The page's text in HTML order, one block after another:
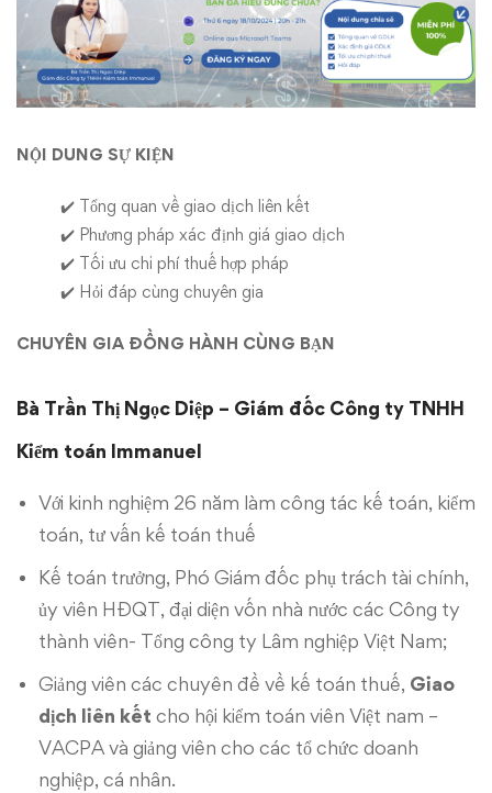
NỘI DUNG SỰ KIỆN
✔️ Tổng quan về giao dịch liên kết
✔️ Phương pháp xác định giá giao dịch
✔️ Tối ưu chi phí thuế hợp pháp
✔️ Hỏi đáp cùng chuyên gia
CHUYÊN GIA ĐỒNG HÀNH CÙNG BẠN
Bà Trần Thị Ngọc Diệp – Giám đốc Công ty TNHH
Kiểm toán Immanuel
Với kinh nghiệm 26 năm làm công tác kế toán, kiểm
toán, tư vấn kế toán thuế
Kế toán trưởng, Phó Giám đốc phụ trách tài chính,
ủy viên HĐQT, đại diện vốn nhà nước các Công ty
thành viên- Tổng công ty Lâm nghiệp Việt Nam;
Giảng viên các chuyên đề về kế toán thuế, Giao
dịch liên kết cho hội kiểm toán viên Việt nam –
VACPA và giảng viên cho các tổ chức doanh
nghiệp, cá nhân.